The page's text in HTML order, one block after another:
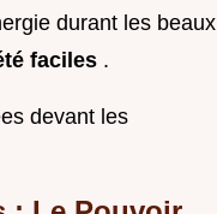
durant les beaux
faciles .
devant les